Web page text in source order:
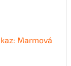
Marmová